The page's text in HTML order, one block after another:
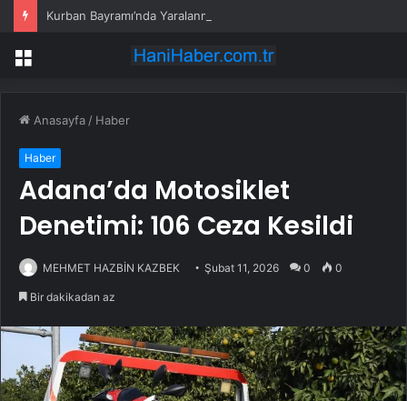
Kurban Bayramı’nda Yaralanmalar Artıyor
Menü
Anasayfa / Haber
Haber
Adana’da Motosiklet
Denetimi: 106 Ceza Kesildi
MEHMET HAZBİN KAZBEK Şubat 11, 2026 0 0
Bir dakikadan az